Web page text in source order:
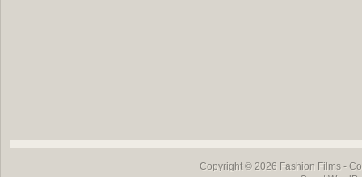
Copyright © 2026 Fashion Films-